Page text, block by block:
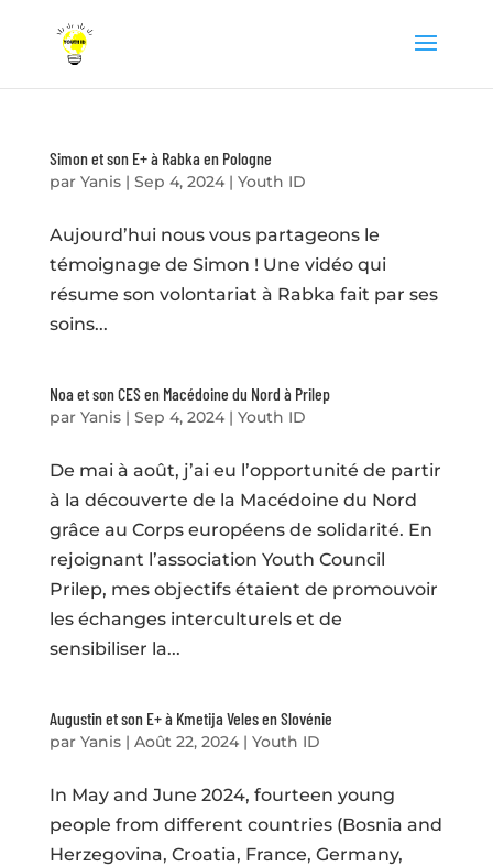
Simon et son E+ à Rabka en Pologne
par Yanis| Sep 4, 2024| Youth ID
Aujourd’hui nous vous partageons le
témoignage de Simon ! Une vidéo qui
résume son volontariat à Rabka fait par ses
soins...
Noa et son CES en Macédoine du Nord à Prilep
par Yanis| Sep 4, 2024| Youth ID
De mai à août, j’ai eu l’opportunité de partir
à la découverte de la Macédoine du Nord
grâce au Corps européens de solidarité. En
rejoignant l’association Youth Council
Prilep, mes objectifs étaient de promouvoir
les échanges interculturels et de
sensibiliser la...
Augustin et son E+ à Kmetija Veles en Slovénie
par Yanis| Août 22, 2024| Youth ID
In May and June 2024, fourteen young
people from different countries (Bosnia and
Herzegovina, Croatia, France, Germany,